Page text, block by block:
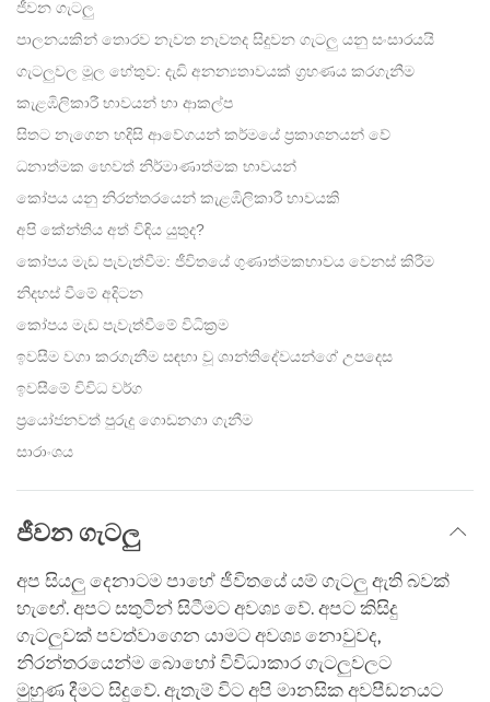
ජීවන ගැටලු
පාලනයකින් තොරව නැවත නැවතද සිදුවන ගැටලු යනු සංසාරයයි
ගැටලුවල මූල හේතුව: දැඩි අනන්‍යතාවයක් ග්‍රහණය කරගැනීම
කැළඹිලිකාරී භාවයන් හා ආකල්ප
සිතට නැගෙන හදිසි ආවේගයන් කර්මයේ ප්‍රකාශනයන් වේ
ධනාත්මක හෙවත් නිර්මාණාත්මක භාවයන්
කෝපය යනු නිරන්තරයෙන් කැළඹිලිකාරී භාවයකි
අපි කේන්තිය අත් විඳිය යුතුද?
කෝපය මැඩ පැවැත්වීම: ජීවිතයේ ගුණාත්මකභාවය වෙනස් කිරීම
නිදහස් වීමේ අදිටන
කෝපය මැඩ පැවැත්වීමේ විධික්‍රම
ඉවසීම වගා කරගැනීම සඳහා වූ ශාන්තිදේවයන්ගේ උපදෙස
ඉවසීමේ විවිධ වර්ග
ප්‍රයෝජනවත් පුරුදු ගොඩනගා ගැනීම
සාරාංශය
ජීවන ගැටලු
අප සියලු දෙනාටම පාහේ ජීවිතයේ යම් ගැටලු ඇති බවක්
හැඟේ. අපට සතුටින් සිටීමට අවශ්‍ය වේ. අපට කිසිදු
ගැටලුවක් පවත්වාගෙන යාමට අවශ්‍ය නොවුවද,
නිරන්තරයෙන්ම බොහෝ විවිධාකාර ගැටලුවලට
මුහුණ දීමට සිදුවේ. ඇතැම් විට අපි මානසික අවපීඩනයට